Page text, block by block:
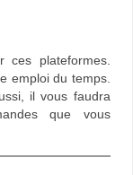
ces plateformes.
emploi du temps.
il vous faudra
que vous